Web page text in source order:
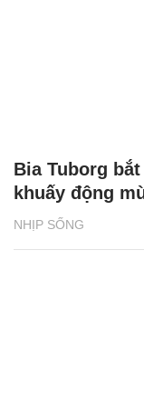
NHỊP SỐNG
Bia Tuborg
khuấy động